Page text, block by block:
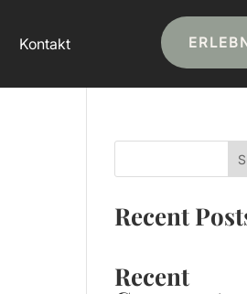
Kontakt
Recent
Recent